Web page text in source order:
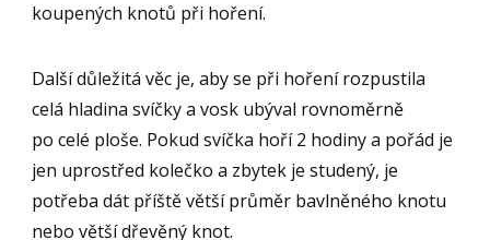
koupených knotů při hoření.
Další důležitá věc je, aby se při hoření rozpustila
celá hladina svíčky a vosk ubýval rovnoměrně
po celé ploše. Pokud svíčka hoří 2 hodiny a pořád je
jen uprostřed kolečko a zbytek je studený, je
potřeba dát příště větší průměr bavlněného knotu
nebo větší dřevěný knot.